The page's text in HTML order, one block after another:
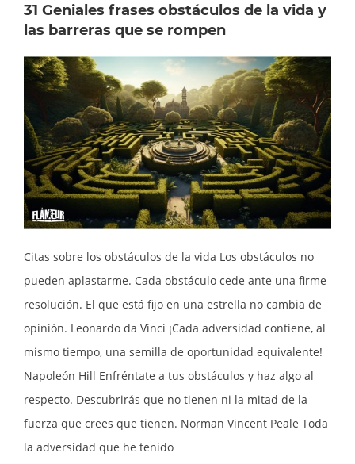
31 Geniales frases obstáculos de la vida y
las barreras que se rompen
Citas sobre los obstáculos de la vida Los obstáculos no
pueden aplastarme. Cada obstáculo cede ante una firme
resolución. El que está fijo en una estrella no cambia de
opinión. Leonardo da Vinci ¡Cada adversidad contiene, al
mismo tiempo, una semilla de oportunidad equivalente!
Napoleón Hill Enfréntate a tus obstáculos y haz algo al
respecto. Descubrirás que no tienen ni la mitad de la
fuerza que crees que tienen. Norman Vincent Peale Toda
la adversidad que he tenido